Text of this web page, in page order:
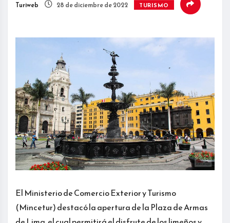
Turiweb 28 de diciembre de 2022 TURISMO
El Ministerio de Comercio Exterior y Turismo
(Mincetur) destacó la apertura de la Plaza de Armas